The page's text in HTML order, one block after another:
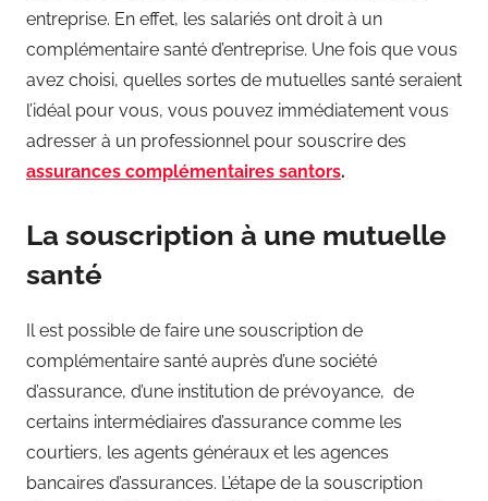
entreprise. En effet, les salariés ont droit à un
complémentaire santé d’entreprise. Une fois que vous
avez choisi, quelles sortes de mutuelles santé seraient
l’idéal pour vous, vous pouvez immédiatement vous
adresser à un professionnel pour souscrire des
assurances complémentaires santors.
La souscription à une mutuelle
santé
Il est possible de faire une souscription de
complémentaire santé auprès d’une société
d’assurance, d’une institution de prévoyance, de
certains intermédiaires d’assurance comme les
courtiers, les agents généraux et les agences
bancaires d’assurances. L’étape de la souscription